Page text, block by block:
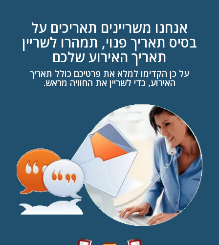
אנחנו משריינים תאריכים על
בסיס תאריך פנוי, תמהרו לשריין
תאריך האירוע שלכם
על כן הקדימו למלא את פרטיכם כולל תאריך
האירוע, כדי לשריין את החוויה מראש.